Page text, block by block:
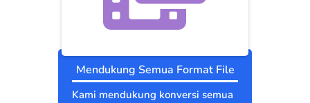
Mendukung Semua Format File
Kami mendukung konversi semua